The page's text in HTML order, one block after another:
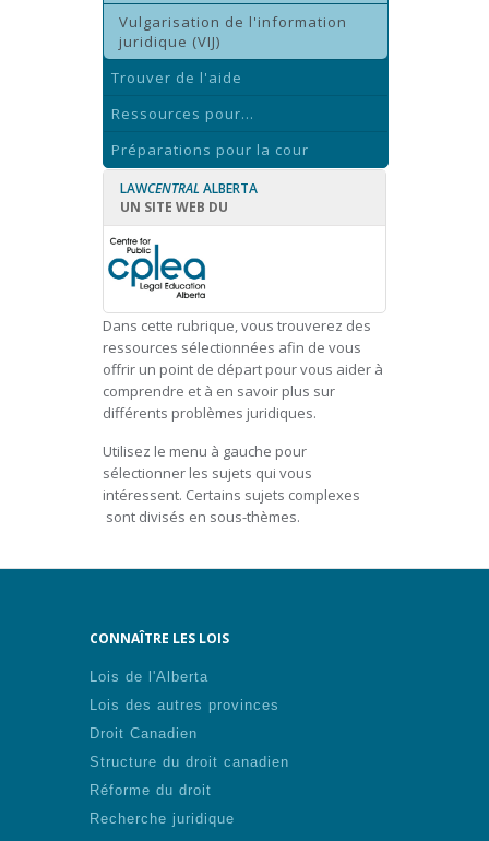
Vulgarisation de l'information
juridique (VIJ)
Trouver de l'aide
Ressources pour...
Préparations pour la cour
LAWCENTRAL ALBERTA
UN SITE WEB DU
Dans cette rubrique, vous trouverez des
ressources sélectionnées afin de vous
offrir un point de départ pour vous aider à
comprendre et à en savoir plus sur
différents problèmes juridiques.
Utilisez le menu à gauche pour
sélectionner les sujets qui vous
intéressent. Certains sujets complexes
sont divisés en sous-thèmes.
CONNAÎTRE LES LOIS
Lois de l'Alberta
Lois des autres provinces
Droit Canadien
Structure du droit canadien
Réforme du droit
Recherche juridique